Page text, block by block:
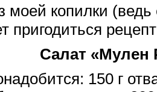
моей копилки (ведь
пригодиться
Салат «Мулен
150 г